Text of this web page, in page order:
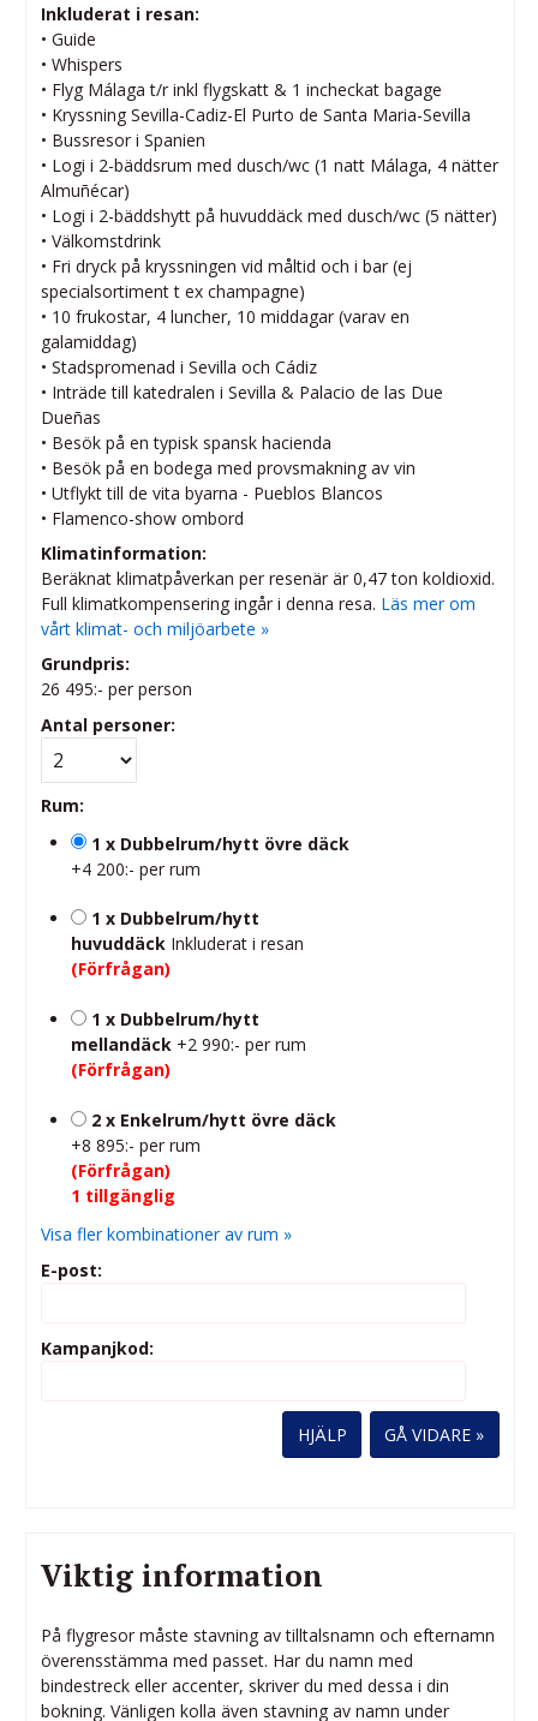
Inkluderat i resan:
• Guide
• Whispers
• Flyg Málaga t/r inkl flygskatt & 1 incheckat bagage
• Kryssning Sevilla-Cadiz-El Purto de Santa Maria-Sevilla
• Bussresor i Spanien
• Logi i 2-bäddsrum med dusch/wc (1 natt Málaga, 4 nätter
Almuñécar)
• Logi i 2-bäddshytt på huvuddäck med dusch/wc (5 nätter)
• Välkomstdrink
• Fri dryck på kryssningen vid måltid och i bar (ej
specialsortiment t ex champagne)
• 10 frukostar, 4 luncher, 10 middagar (varav en
galamiddag)
• Stadspromenad i Sevilla och Cádiz
• Inträde till katedralen i Sevilla & Palacio de las Due
Dueñas
• Besök på en typisk spansk hacienda
• Besök på en bodega med provsmakning av vin
• Utflykt till de vita byarna - Pueblos Blancos
• Flamenco-show ombord
Klimatinformation:
Beräknat klimatpåverkan per resenär är 0,47 ton koldioxid.
Full klimatkompensering ingår i denna resa. Läs mer om
vårt klimat- och miljöarbete »
Grundpris:
26 495:- per person
Antal personer:
Rum:
1 x Dubbelrum/hytt övre däck
+4 200:- per rum
1 x Dubbelrum/hytt
huvuddäck Inkluderat i resan
(Förfrågan)
1 x Dubbelrum/hytt
mellandäck +2 990:- per rum
(Förfrågan)
2 x Enkelrum/hytt övre däck
+8 895:- per rum
(Förfrågan)
1 tillgänglig
Visa fler kombinationer av rum »
E-post:
Kampanjkod:
HJÄLP
Viktig information
På flygresor måste stavning av tilltalsnamn och efternamn
överensstämma med passet. Har du namn med
bindestreck eller accenter, skriver du med dessa i din
bokning. Vänligen kolla även stavning av namn under